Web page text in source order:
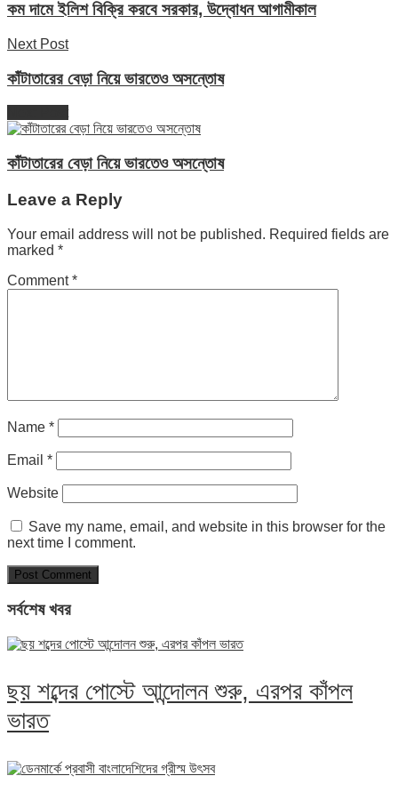
কম দামে ইলিশ বিক্রি করবে সরকার, উদ্বোধন আগামীকাল
Next Post
কাঁটাতারের বেড়া নিয়ে ভারতেও অসন্তোষ
কাঁটাতারের বেড়া নিয়ে ভারতেও অসন্তোষ
Leave a Reply
Your email address will not be published. Required fields are
marked *
Comment*
Name *
Email *
Website
Save my name, email, and website in this browser for the
next time I comment.
সর্বশেষ খবর
ছয় শব্দের পোস্টে আন্দোলন শুরু, এরপর কাঁপল
ভারত